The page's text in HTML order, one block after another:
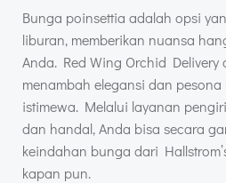
Bunga poinsettia adalah opsi
liburan, memberikan nuansa
Anda. Red Wing Orchid Delivery
menambah elegansi dan
istimewa. Melalui layanan
dan handal, Anda bisa secara
keindahan bunga dari
kapan pun.